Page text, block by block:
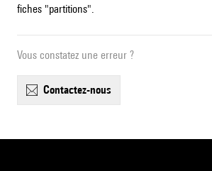
fiches "partitions".
Vous constatez une erreur ?
contactez-nous